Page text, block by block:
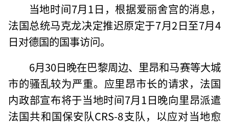
当地时间7月1日，根据爱丽舍宫的消息，
法国总统马克龙决定推迟原定于7月2日至7月4
日对德国的国事访问。
6月30日晚在巴黎周边、里昂和马赛等大城
市的骚乱较为严重。应里昂市长的请求，法国
内政部宣布将于当地时间7月1日晚向里昂派遣
法国共和国保安队CRS-8支队，以应对当地愈